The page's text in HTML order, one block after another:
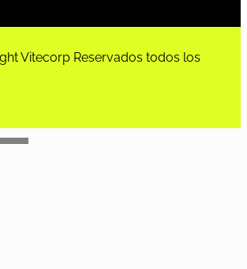
Vitecorp Reservados todos los